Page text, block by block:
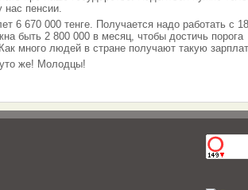
нас пенсии.
6 670 000 тенге. Получается надо работать с
быть 2 800 000 в месяц, чтобы достичь порога
много людей в стране получают такую
же! Молодцы!